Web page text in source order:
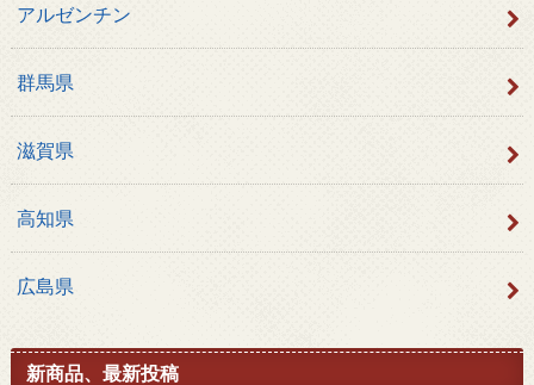
アルゼンチン
群馬県
滋賀県
高知県
広島県
新商品、最新投稿